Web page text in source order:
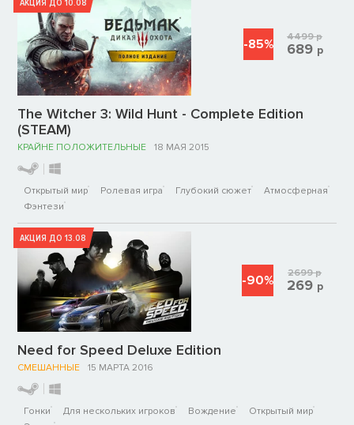
АКЦИЯ ДО 10.08
The Witcher 3: Wild Hunt - Complete Edition
(STEAM)
КРАЙНЕ ПОЛОЖИТЕЛЬНЫЕ 18 МАЯ 2015
Открытый мир Ролевая игра Глубокий сюжет
Атмосферная
Фэнтези
-85% 4499р
689 р
АКЦИЯ ДО 13.08
Need for Speed Deluxe Edition
СМЕШАННЫЕ 15 МАРТА 2016
Гонки Для нескольких игроков Вождение
Открытый мир
-90% 2699р
269 р